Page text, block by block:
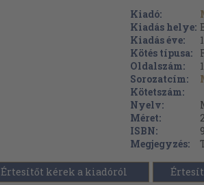
Kiadó:
Kiadás helye:
Kiadás éve:
Kötés típusa:
Oldalszám:
Sorozatcím:
Kötetszám:
Nyelv:
Méret:
ISBN:
Megjegyzés:
Értesítőt kérek a kiadóról